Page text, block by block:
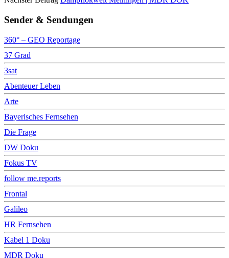
Sender & Sendungen
360° – GEO Reportage
37 Grad
3sat
Abenteuer Leben
Arte
Bayerisches Fernsehen
Die Frage
DW Doku
Fokus TV
follow me.reports
Frontal
Galileo
HR Fernsehen
Kabel 1 Doku
MDR Doku